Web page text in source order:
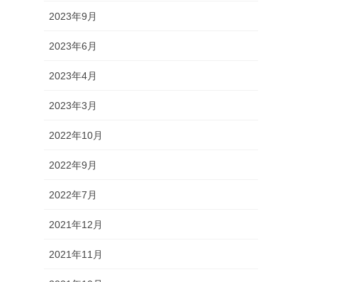
2023年9月
2023年6月
2023年4月
2023年3月
2022年10月
2022年9月
2022年7月
2021年12月
2021年11月